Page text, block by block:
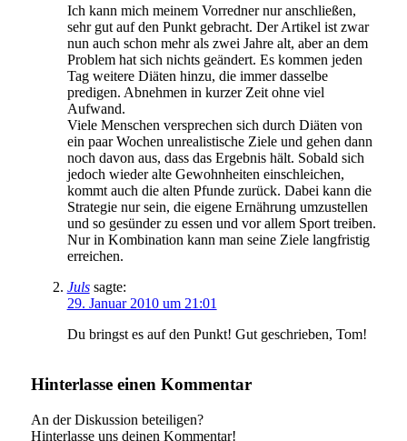
Ich kann mich meinem Vorredner nur anschließen,
sehr gut auf den Punkt gebracht. Der Artikel ist zwar
nun auch schon mehr als zwei Jahre alt, aber an dem
Problem hat sich nichts geändert. Es kommen jeden
Tag weitere Diäten hinzu, die immer dasselbe
predigen. Abnehmen in kurzer Zeit ohne viel
Aufwand.
Viele Menschen versprechen sich durch Diäten von
ein paar Wochen unrealistische Ziele und gehen dann
noch davon aus, dass das Ergebnis hält. Sobald sich
jedoch wieder alte Gewohnheiten einschleichen,
kommt auch die alten Pfunde zurück. Dabei kann die
Strategie nur sein, die eigene Ernährung umzustellen
und so gesünder zu essen und vor allem Sport treiben.
Nur in Kombination kann man seine Ziele langfristig
erreichen.
Juls sagte:
29. Januar 2010 um 21:01
Du bringst es auf den Punkt! Gut geschrieben, Tom!
Hinterlasse einen Kommentar
An der Diskussion beteiligen?
Hinterlasse uns deinen Kommentar!